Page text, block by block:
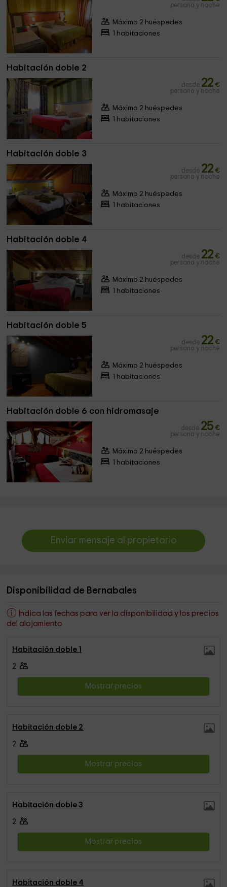
persona y noche
Máximo 2 huéspedes
1 habitaciones
Habitación doble 2
desde 22 €
persona y noche
Máximo 2 huéspedes
1 habitaciones
Habitación doble 3
desde 22 €
persona y noche
Máximo 2 huéspedes
1 habitaciones
Habitación doble 4
desde 22 €
persona y noche
Máximo 2 huéspedes
1 habitaciones
Habitación doble 5
desde 22 €
persona y noche
Máximo 2 huéspedes
1 habitaciones
Habitación doble 6 con hidromasaje
desde 25 €
persona y noche
Máximo 2 huéspedes
1 habitaciones
Enviar mensaje al propietario
Disponibilidad de Bernabales
Indica las fechas para ver la disponibilidad y los precios
del alojamiento
Habitación doble 1
2
Mostrar precios
Habitación doble 2
2
Mostrar precios
Habitación doble 3
2
Mostrar precios
Habitación doble 4